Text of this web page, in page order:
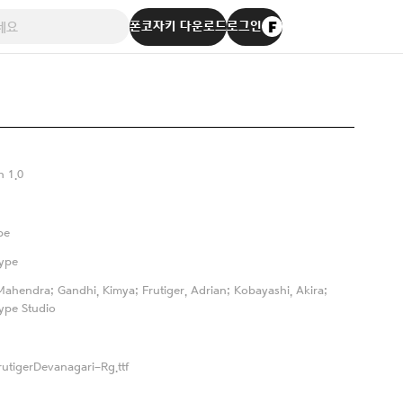
폰코자키 다운로드로그인
1.0
Gandhi, Kimya; Frutiger, Adrian; Kobayashi, Akira;
Studio
Rg.ttf